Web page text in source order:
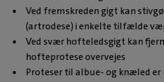
Ved fremskreden gigt kan
(artrodese) i enkelte tilfælde
Ved svær hofteledsgigt kan
hofteprotese overvejes
Proteser til albue- og knæled er